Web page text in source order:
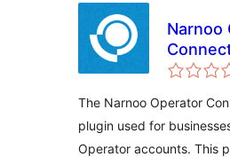
Narnoo
The Narnoo Operator
plugin used for
Operator accounts. This